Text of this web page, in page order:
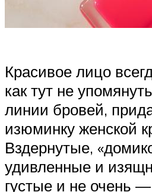
Красивое лицо
как тут не
линии бровей,
изюминку женской
Вздернутые,
удивленные и
густые и не очень